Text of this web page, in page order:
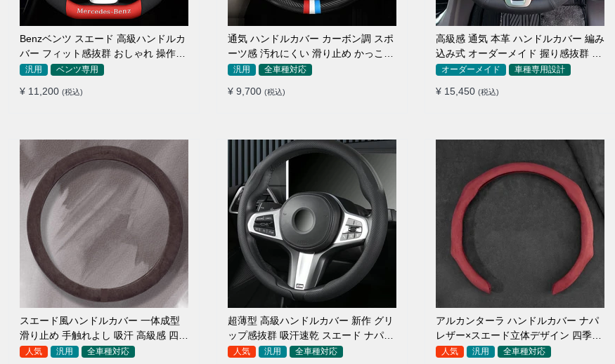
Benzベンツ スエード 高級ハンドルカ
バー フィット感抜群 おしゃれ 操作性
向上 四季 38CM
汎用 ベンツ専用
¥ 11,200 (税込)
通気 ハンドルカバー カーボン調 スポ
ーツ感 汚れにくい 滑り止め かっこい
い 取り付け簡単 38CM
汎用 全車種対応
¥ 9,700 (税込)
高級感 通気 本革 ハンドルカバー 編み
込み式 オーダーメイド 握り感抜群 操
作性アップ
オーダーメイド 車種専用設計
¥ 15,450 (税込)
スエード風ハンドルカバー 一体成型
滑り止め 手触れよし 吸汗 高級感 四季
汎用 35~38CM
人気 汎用 全車種対応
超薄型 高級ハンドルカバー 新作 グリ
ップ感抜群 吸汗速乾 スエード ナパレ
ザー 通年使用 37~38CM
人気 汎用 全車種対応
アルカンターラ ハンドルカバー ナパ
レザー×スエード立体デザイン 四季汎
用 O/D型兼用 38-40cm
人気 汎用 全車種対応